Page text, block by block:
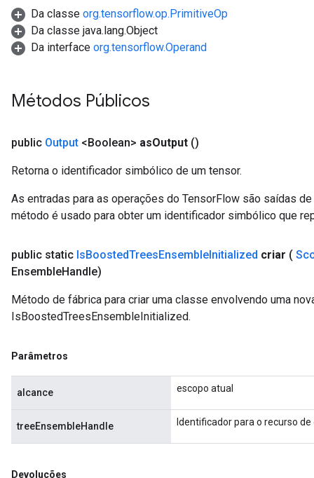
Da classe org.tensorflow.op.PrimitiveOp
Da classe java.lang.Object
Da interface org.tensorflow.Operand
Métodos Públicos
public Output <Boolean> asOutput ()
Retorna o identificador simbólico de um tensor.
As entradas para as operações do TensorFlow são saídas
método é usado para obter um identificador simbólico que
public static IsBoostedTreesEnsembleInitialized criar (
EnsembleHandle)
Método de fábrica para criar uma classe envolvendo uma
IsBoostedTreesEnsembleInitialized.
Parâmetros
alcance escopo atual
treeEnsembleHandle Identificador para o recurso
Devoluções